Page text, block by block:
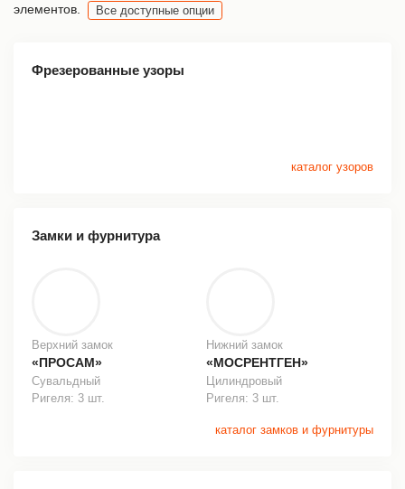
элементов.
Все доступные опции
Фрезерованные узоры
каталог узоров
Замки и фурнитура
Верхний замок
«ПРОСАМ»
Сувальдный
Ригеля: 3 шт.
Нижний замок
«МОСРЕНТГЕН»
Цилиндровый
Ригеля: 3 шт.
каталог замков и фурнитуры